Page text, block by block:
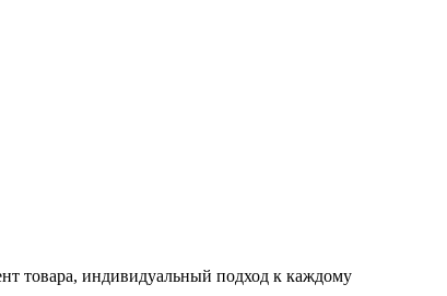
товара, индивидуальный подход к каждому